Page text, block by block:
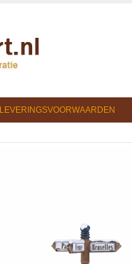
LEVERINGSVOORWAARDEN